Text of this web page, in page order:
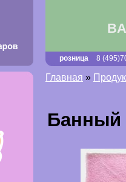
розница 8
Главная »